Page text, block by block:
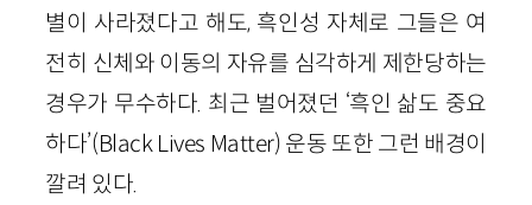
별이 사라졌다고 해도, 흑인성 자체로 그들은 여
전히 신체와 이동의 자유를 심각하게 제한당하는
경우가 무수하다. 최근 벌어졌던 ‘흑인 삶도 중요
하다’(Black Lives Matter) 운동 또한 그런 배경이
깔려 있다.